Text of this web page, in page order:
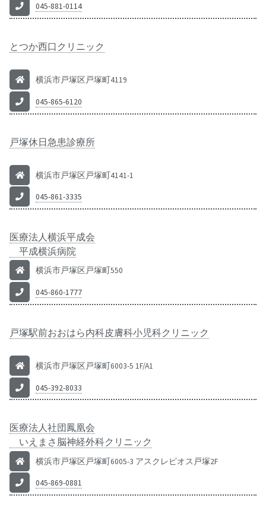
045-881-0114
とつか西口クリニック
横浜市戸塚区戸塚町4119
045-865-6120
戸塚休日急患診療所
横浜市戸塚区戸塚町4141-1
045-861-3335
医療法人横浜平成会
平成横浜病院
横浜市戸塚区戸塚町550
045-860-1777
戸塚駅前おおはら内科皮膚科小児科クリニック
横浜市戸塚区戸塚町6003-5 1F/A1
045-392-8033
医療法人社団鳳凰会
いえまさ脳神経外科クリニック
横浜市戸塚区戸塚町6005-3 アスクレピオス戸塚2F
045-869-0881